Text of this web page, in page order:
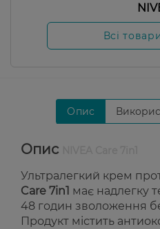
Всі
Опис
Опис
Ультралегкий крем
Care 7in1 має надлегку
48 годин зволоження
Продукт містить